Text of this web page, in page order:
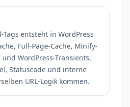
Tags entsteht in WordPress
Full-Page-Cache, Minify-
WordPress-Transients,
Statuscode und interne
URL-Logik kommen.